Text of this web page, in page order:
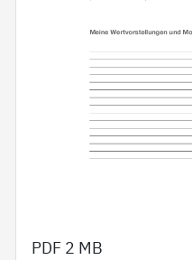
PDF 2 MB